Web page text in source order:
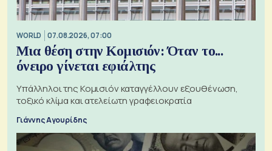
WORLD 07.08.2026, 07:00
Μια θέση στην Κομισιόν: Όταν το...
όνειρο γίνεται εφιάλτης
Υπάλληλοι της Κομισιόν καταγγέλλουν εξουθένωση,
τοξικό κλίμα και ατελείωτη γραφειοκρατία
Γιάννης Αγουρίδης